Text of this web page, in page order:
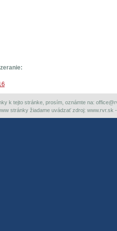
k tejto stránke, prosím, oznámte na:
stránky žiadame uvádzať zdroj: www.rvr.sk